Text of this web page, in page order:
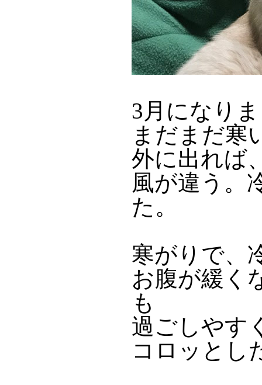
3月になり
まだまだ寒
外に出れば
風が違う。
た。
寒がりで、
お腹が緩く
も
過ごしやす
コロッとし